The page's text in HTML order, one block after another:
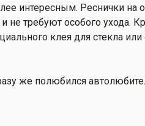
интересным. Реснички на
не требуют особого ухода.
клея для стекла или
же полюбился